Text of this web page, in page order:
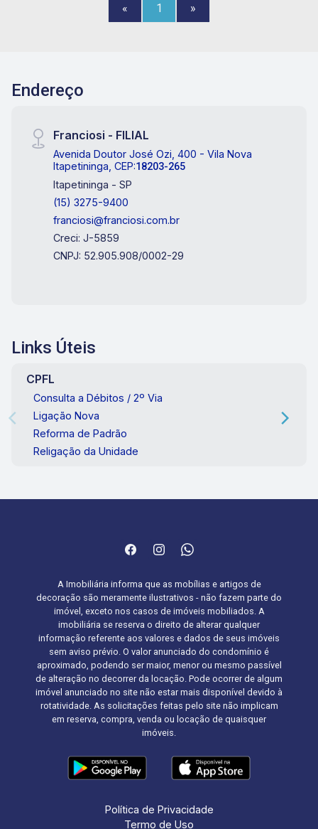
« 1 »
Endereço
Franciosi - FILIAL
Avenida Doutor José Ozi, 400 - Vila Nova
Itapetininga, CEP:18203-265
Itapetininga - SP
(15) 3275-9400
franciosi@franciosi.com.br
Creci: J-5859
CNPJ: 52.905.908/0002-29
Links Úteis
CPFL
Consulta a Débitos / 2º Via
Ligação Nova
Reforma de Padrão
Religação da Unidade
A Imobiliária informa que as mobílias e artigos de
decoração são meramente ilustrativos - não fazem parte do
imóvel, exceto nos casos de imóveis mobiliados. A
imobiliária se reserva o direito de alterar qualquer
informação referente aos valores e dados de seus imóveis
sem aviso prévio. O valor anunciado do condomínio é
aproximado, podendo ser maior, menor ou mesmo passível
de alteração no decorrer da locação. Pode ocorrer de algum
imóvel anunciado no site não estar mais disponível devido à
rotatividade. As solicitações feitas pelo site não implicam
em reserva, compra, venda ou locação de quaisquer
imóveis.
Política de Privacidade
Termo de Uso